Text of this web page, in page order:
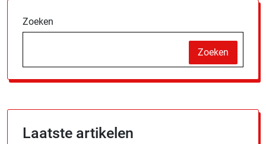
Zoeken
Zoeken
Laatste artikelen